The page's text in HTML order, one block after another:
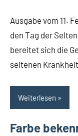
Ausgabe vom 11.
den Tag der
bereitet sich die
seltenen
Weiterlesen
Farbe